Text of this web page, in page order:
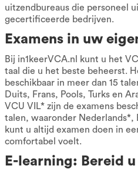
uitzendbureaus die personeel
gecertificeerde bedrijven.
Examens in uw
Bij in1keerVCA.nl kunt u het
taal die u het beste beheerst.
beschikbaar in meer dan 15
Duits, Frans, Pools, Turks en
VCU VIL* zijn de examens
talen, waaronder Nederlands*,
kunt u altijd examen doen in
comfortabel voelt.
E-learning: Bereid